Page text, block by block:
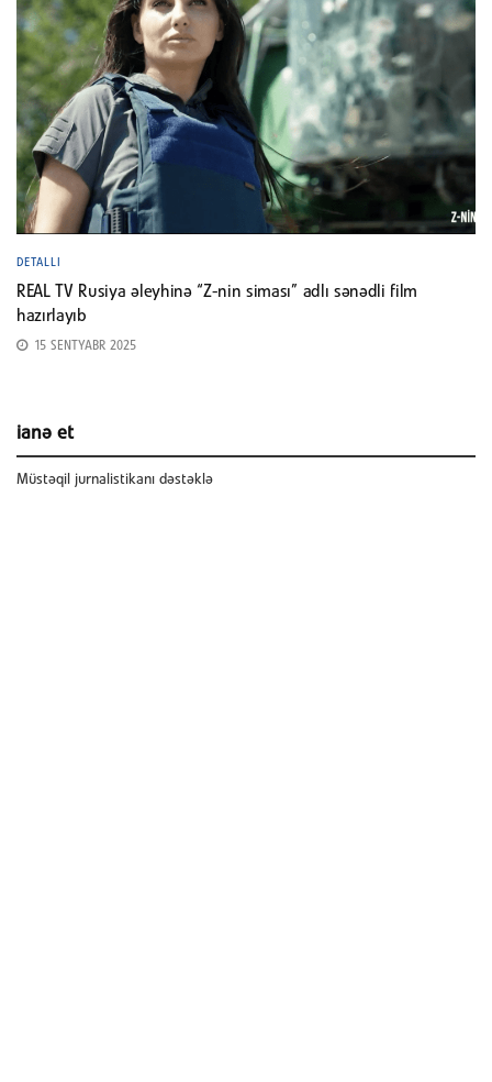
DETALLI
REAL TV Rusiya əleyhinə “Z-nin siması” adlı sənədli film
hazırlayıb
15 SENTYABR 2025
ianə et
Müstəqil jurnalistikanı dəstəklə